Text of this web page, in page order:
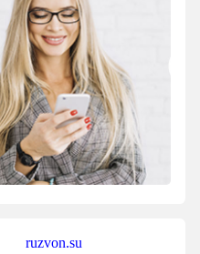
ruzvon.su